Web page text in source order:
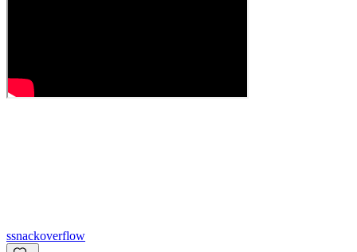
ssnackoverflow